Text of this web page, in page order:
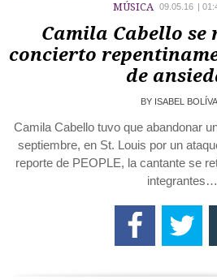
MÚSICA 09.05.16 |
Camila Cabello
concierto
de
BY ISABEL
Camila Cabello tuvo que abandonar
septiembre, en St. Louis por un
reporte de PEOPLE, la cantante se
integrantes…